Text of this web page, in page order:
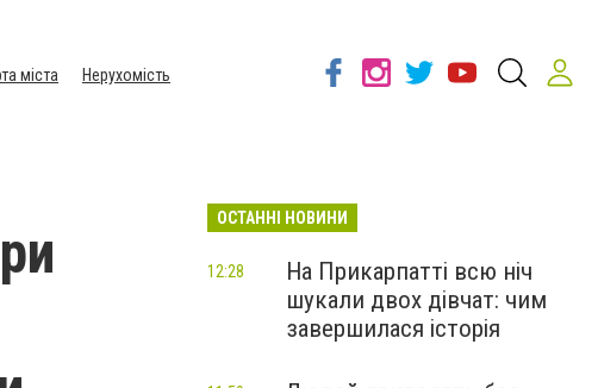
міста
Нерухомість
ОСТАННІ НОВИНИ
На Прикарпатті всю ніч
шукали двох дівчат: чим
завершилася історія
12:28